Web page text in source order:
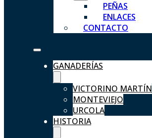
PEÑAS
ENLACES
CONTACTO
GANADERÍAS
VICTORINO MARTÍN
MONTEVIEJO
URCOLA
HISTORIA